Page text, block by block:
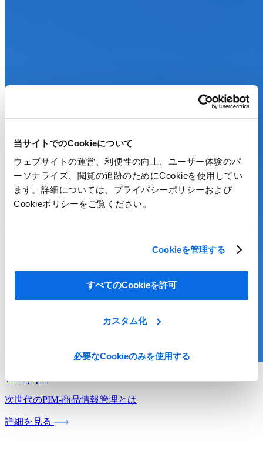
当サイトでのCookieについて
ウェブサイトの運営、利便性の向上、ユーザー体験のパ
ーソナライズ、閲覧の追跡のためにCookieを使用してい
ます。詳細については、プライバシーポリシーおよび
Cookieポリシーをご覧ください。
Cookieを管理する
すべてのCookieを許可
カスタム化
必要なCookieのみを使用する
Whitepaper
次世代のPIM‐商品情報管理とは
詳細を見る